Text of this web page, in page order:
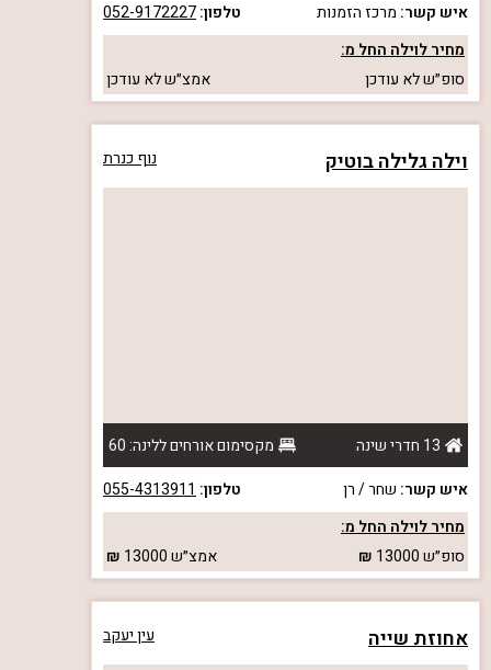
איש קשר: מרכז הזמנות טלפון:052-9172227
מחיר לוילה החל מ:
סופ״שלא עודכן אמצ״שלא עודכן
וילה גלילה בוטיק נוף כנרת
13 חדרי שינה
מקסימום אורחים ללינה: 60
איש קשר: שחר / רן טלפון: 055-4313911
מחיר לוילה החל מ:
סופ״ש13000 אמצ״ש13000
אחוזת שייה עין יעקב